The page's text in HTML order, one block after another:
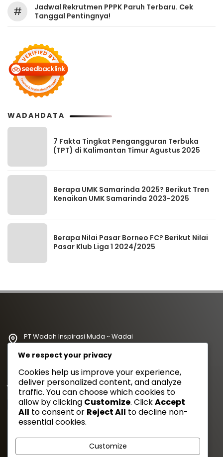
#
Jadwal Rekrutmen PPPK Paruh Terbaru. Cek
Tanggal Pentingnya!
WADAHDATA
7 Fakta Tingkat Pengangguran Terbuka
(TPT) di Kalimantan Timur Agustus 2025
Berapa UMK Samarinda 2025? Berikut Tren
Kenaikan UMK Samarinda 2023-2025
Berapa Nilai Pasar Borneo FC? Berikut Nilai
Pasar Klub Liga 1 2024/2025
PT Wadah Inspirasi Muda ~ Wadai
redaksi@wadahkata.id
Yuk Follow Kami
Gaya Etam Bersuara
We respect your privacy
Cookies help us improve your experience,
deliver personalized content, and analyze
traffic. You can choose which cookies to
allow by clicking Customize. ClickAccept
All to consent or Reject All to decline non-
essential cookies.
Customize